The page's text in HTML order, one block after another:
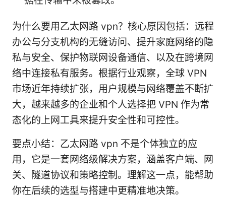
为什么要用乙太网路 vpn？核心原因包括：远程
办公与分支机构的无缝访问、提升家庭网络的隐
私与安全、保护物联网设备通信、以及在跨境网
络中连接私有服务。根据行业观察，全球 VPN
市场近年持续扩张，用户规模与网络覆盖不断扩
大，越来越多的企业和个人选择把 VPN 作为常
态化的上网工具来提升安全性和可控性。
要点小结：乙太网路 vpn 不是个体独立的应
用，它是一套网络级解决方案，涵盖客户端、网
关、隧道协议和策略控制。理解这一点，能帮助
你在后续的选型与搭建中更精准地决策。